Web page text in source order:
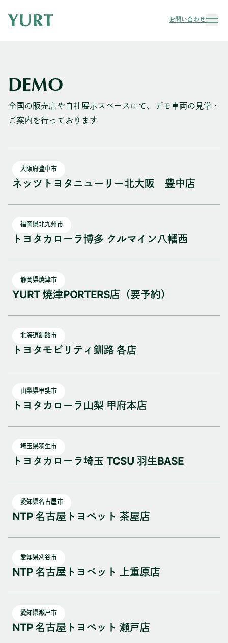
お問い合わせ
DEMO
全国の販売店や自社展示スペースにて、デモ車両の見学・
ご案内を行っております
大阪府豊中市
ネッツトヨタニューリー北大阪 豊中店
福岡県北九州市
トヨタカローラ博多 クルマイン八幡西
静岡県焼津市
YURT 焼津PORTERS店（要予約）
北海道釧路市
トヨタモビリティ釧路 各店
山梨県甲斐市
トヨタカローラ山梨 甲府本店
埼玉県羽生市
トヨタカローラ埼玉 TCSU 羽生BASE
愛知県名古屋市
NTP 名古屋トヨペット 茶屋店
愛知県刈谷市
NTP 名古屋トヨペット 上重原店
愛知県瀬戸市
NTP 名古屋トヨペット 瀬戸店